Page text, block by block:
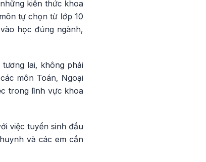
kiến thức khoa
tự chọn từ lớp 10
học đúng ngành,
lai, không phải
môn Toán, Ngoại
trong lĩnh vực khoa
việc tuyển sinh đầu
và các em cần